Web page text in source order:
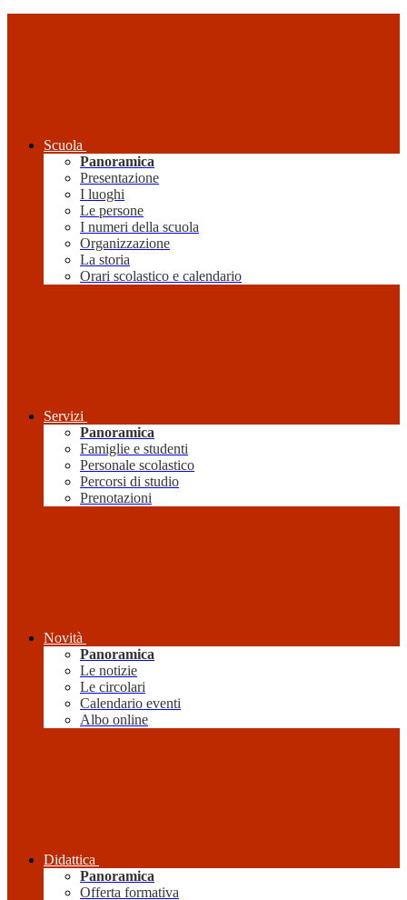
Scuola
Panoramica
Presentazione
I luoghi
Le persone
I numeri della scuola
Organizzazione
La storia
Orari scolastico e calendario
Servizi
Panoramica
Famiglie e studenti
Personale scolastico
Percorsi di studio
Prenotazioni
Novità
Panoramica
Le notizie
Le circolari
Calendario eventi
Albo online
Didattica
Panoramica
Offerta formativa